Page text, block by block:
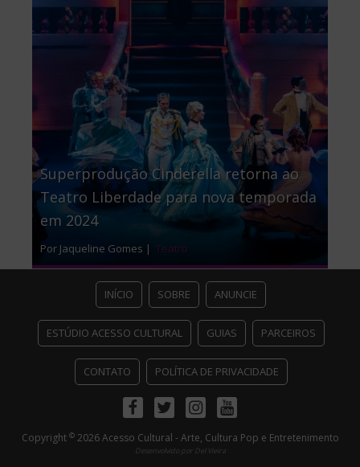
Superprodução Cinderella retorna ao
Teatro Liberdade para nova temporada
em 2024
Por Jaqueline Gomes | Teatro
INÍCIO SOBRE ANUNCIE
ESTÚDIO ACESSO CULTURAL GUIAS PARCEIROS
CONTATO POLÍTICA DE PRIVACIDADE
FacebookTwitterInstagramYoutube
Copyright ©2026 Acesso Cultural - Arte, Cultura Pop e Entretenimento
Desenvolvido por Del Vieira